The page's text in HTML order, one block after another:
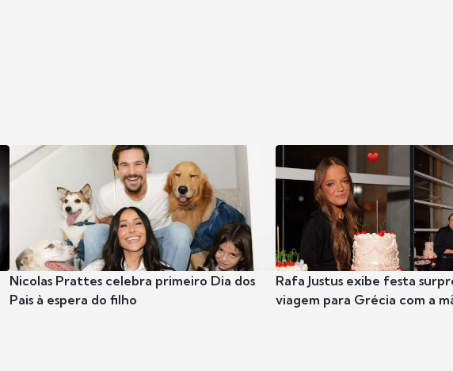
Nicolas Prattes celebra primeiro Dia dos
Pais à espera do filho
Rafa Justus exibe festa
viagem para Grécia com a